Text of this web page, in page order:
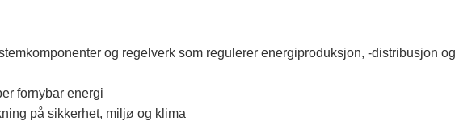
og regelverk som regulerer energiproduksjon, -distribusjon
fornybar energi
på sikkerhet, miljø og klima